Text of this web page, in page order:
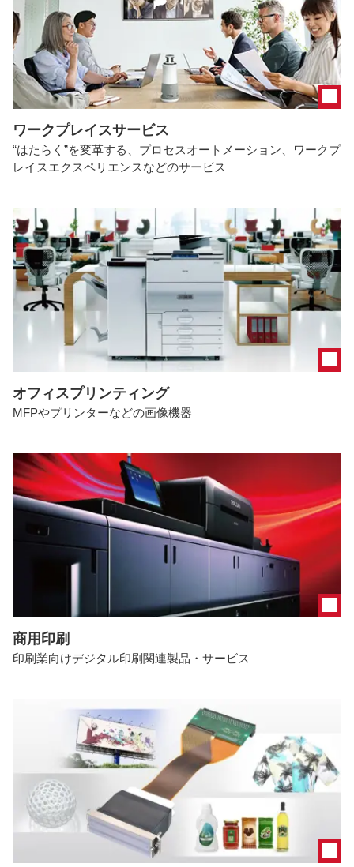
ワークプレイスサービス
“はたらく”を変革する、プロセスオートメーション、ワークプ
レイスエクスペリエンスなどのサービス
オフィスプリンティング
MFPやプリンターなどの画像機器
商用印刷
印刷業向けデジタル印刷関連製品・サービス